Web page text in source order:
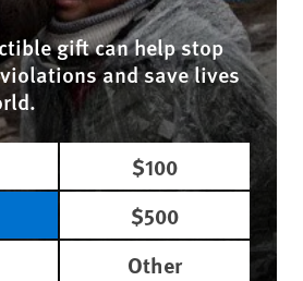
gift can help stop
and save lives
$100
$500
Other